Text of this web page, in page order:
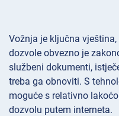
Vožnja je ključna
dozvole obvezno je
službeni dokumenti,
treba ga obnoviti. S
moguće s relativno
dozvolu putem interneta.